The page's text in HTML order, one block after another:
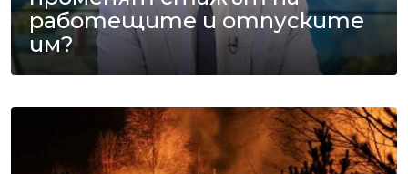
работещите и отпуските
им?